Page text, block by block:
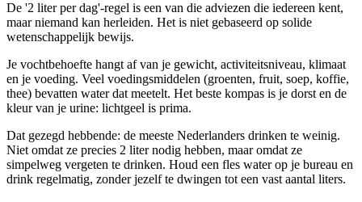
De '2 liter per dag'-regel is een van die adviezen die iedereen kent,
maar niemand kan herleiden. Het is niet gebaseerd op solide
wetenschappelijk bewijs.
Je vochtbehoefte hangt af van je gewicht, activiteitsniveau, klimaat
en je voeding. Veel voedingsmiddelen (groenten, fruit, soep, koffie,
thee) bevatten water dat meetelt. Het beste kompas is je dorst en de
kleur van je urine: lichtgeel is prima.
Dat gezegd hebbende: de meeste Nederlanders drinken te weinig.
Niet omdat ze precies 2 liter nodig hebben, maar omdat ze
simpelweg vergeten te drinken. Houd een fles water op je bureau en
drink regelmatig, zonder jezelf te dwingen tot een vast aantal liters.